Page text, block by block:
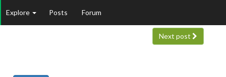
Explore Posts Forum
Next post